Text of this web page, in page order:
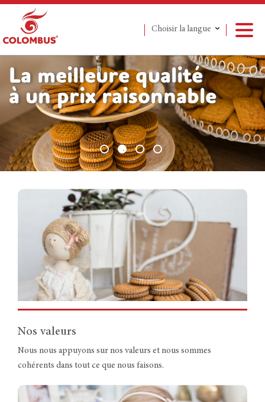
Choisir la langue
La meilleure qualité
à un prix raisonnable
Nos valeurs
Nous nous appuyons sur nos valeurs et nous sommes
cohérents dans tout ce que nous faisons.